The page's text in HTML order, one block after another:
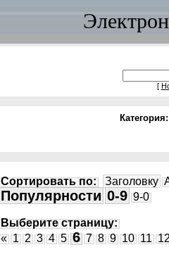
[
Сортировать по: Заголовку
Популярности 0-9 9-0
Выберите страницу:
« 1 2 3 4 5 6 7 8 9 10 11